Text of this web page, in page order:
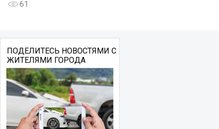
61
ПОДЕЛИТЕСЬ НОВОСТЯМИ С
ЖИТЕЛЯМИ ГОРОДА